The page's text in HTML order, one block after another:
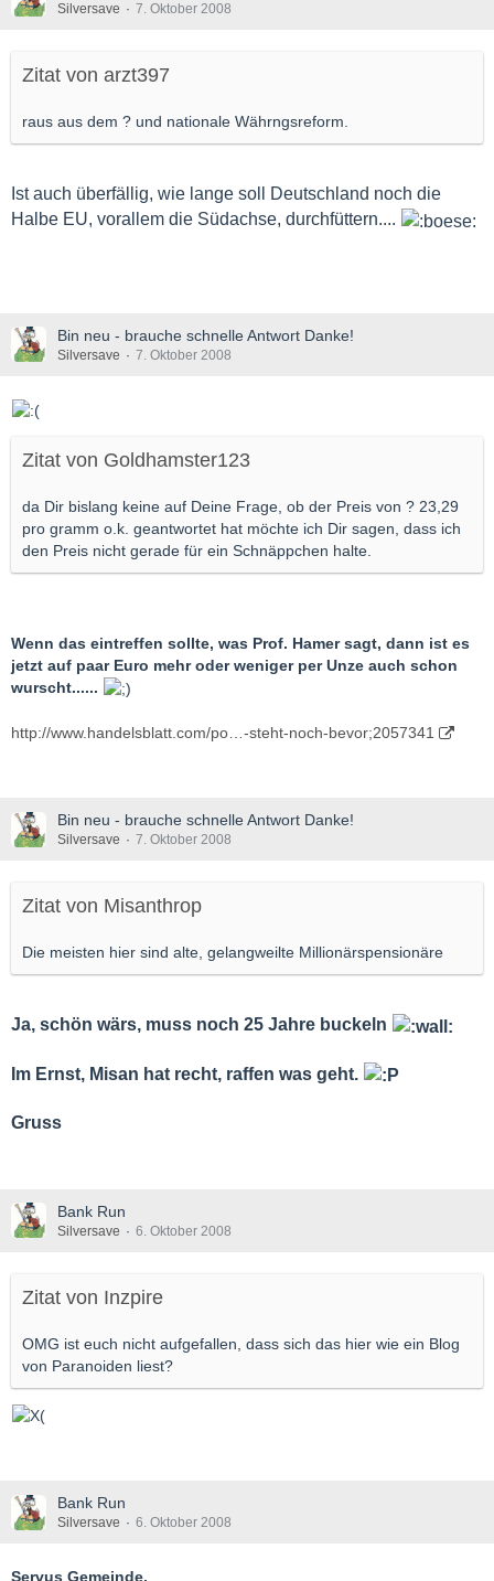
Silversave 7. Oktober 2008
Zitat von arzt397
raus aus dem ? und nationale Währngsreform.
Ist auch überfällig, wie lange soll Deutschland noch die
Halbe EU, vorallem die Südachse, durchfüttern....
Bin neu - brauche schnelle Antwort Danke!
Silversave 7. Oktober 2008
Zitat von Goldhamster123
da Dir bislang keine auf Deine Frage, ob der Preis von ? 23,29
pro gramm o.k. geantwortet hat möchte ich Dir sagen, dass ich
den Preis nicht gerade für ein Schnäppchen halte.
Wenn das eintreffen sollte, was Prof. Hamer sagt, dann ist es
jetzt auf paar Euro mehr oder weniger per Unze auch schon
wurscht......
http://www.handelsblatt.com/po…-steht-noch-bevor;2057341
Bin neu - brauche schnelle Antwort Danke!
Silversave 7. Oktober 2008
Zitat von Misanthrop
Die meisten hier sind alte, gelangweilte Millionärspensionäre
Ja, schön wärs, muss noch 25 Jahre buckeln
Im Ernst, Misan hat recht, raffen was geht.
Gruss
Bank Run
Silversave 6. Oktober 2008
Zitat von Inzpire
OMG ist euch nicht aufgefallen, dass sich das hier wie ein Blog
von Paranoiden liest?
Bank Run
Silversave 6. Oktober 2008
Servus Gemeinde,